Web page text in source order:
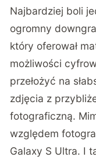
Najbardziej boli
ogromny
który oferował
możliwości
przełożyć na
zdjęcia z
fotograficzną.
względem
Galaxy S Ultra. I